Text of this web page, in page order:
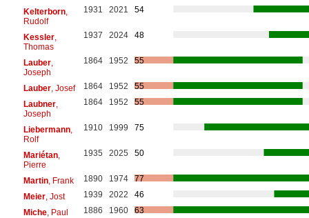
Kelterborn,
Rudolf
1931 2021 54
Kessler,
Thomas
1937 2024 48
Lauber,
Joseph
1864 1952 55
Lauber, Josef 1864 1952
55
Laubner,
Joseph
1864 1952 55
Liebermann,
Rolf
1910 1999 75
Mariétan,
Pierre
1935 2025 50
Martin, Frank 1890 1974
77
Meier, Jost 1939 2022
46
Miche, Paul 1886 1960
63